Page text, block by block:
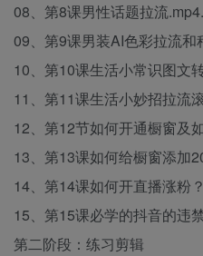
08、第8课男性话题拉流
09、第9课男装AI色彩拉流和
10、第10课生活小常识图文
11、第11课生活小妙招拉流
12、第12节如何开通橱窗及
13、第13课如何给橱窗添加
14、第14课如何开直播涨粉
15、第15课必学的抖音的违
第二阶段：练习剪辑